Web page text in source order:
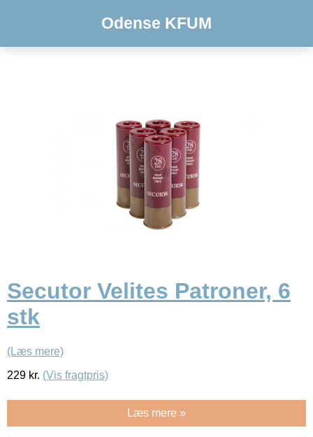
Odense KFUM
Secutor Velites Patroner, 6
stk
(Læs mere)
229 kr. (Vis fragtpris)
Læs mere »